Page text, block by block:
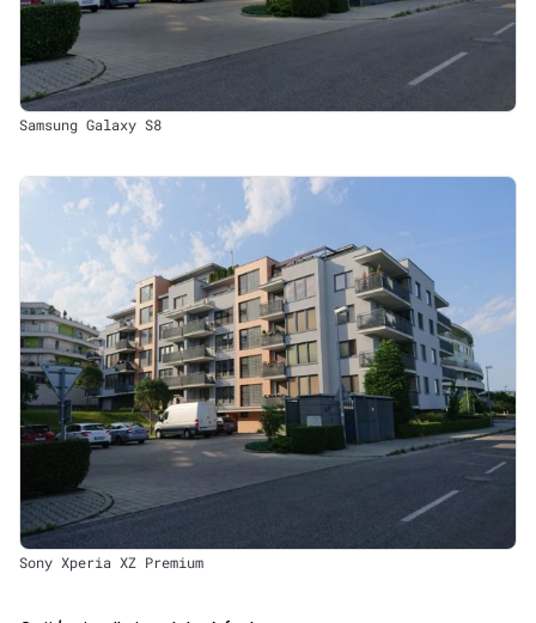
Samsung Galaxy S8
Sony Xperia XZ Premium